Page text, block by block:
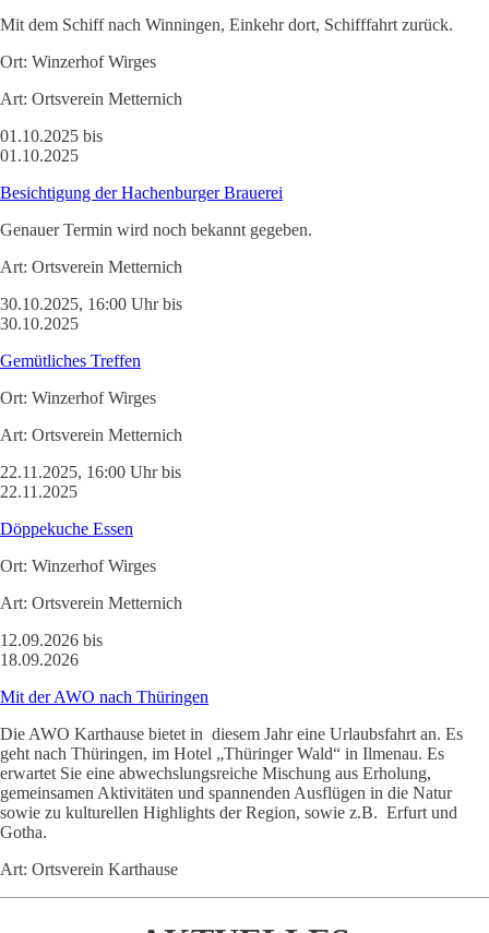
Mit dem Schiff nach Winningen, Einkehr dort, Schifffahrt zurück.
Ort: Winzerhof Wirges
Art: Ortsverein Metternich
01.10.2025 bis
01.10.2025
Besichtigung der Hachenburger Brauerei
Genauer Termin wird noch bekannt gegeben.
Art: Ortsverein Metternich
30.10.2025, 16:00 Uhr bis
30.10.2025
Gemütliches Treffen
Ort: Winzerhof Wirges
Art: Ortsverein Metternich
22.11.2025, 16:00 Uhr bis
22.11.2025
Döppekuche Essen
Ort: Winzerhof Wirges
Art: Ortsverein Metternich
12.09.2026 bis
18.09.2026
Mit der AWO nach Thüringen
Die AWO Karthause bietet in diesem Jahr eine Urlaubsfahrt an. Es
geht nach Thüringen, im Hotel „Thüringer Wald“ in Ilmenau. Es
erwartet Sie eine abwechslungsreiche Mischung aus Erholung,
gemeinsamen Aktivitäten und spannenden Ausflügen in die Natur
sowie zu kulturellen Highlights der Region, sowie z.B. Erfurt und
Gotha.
Art: Ortsverein Karthause